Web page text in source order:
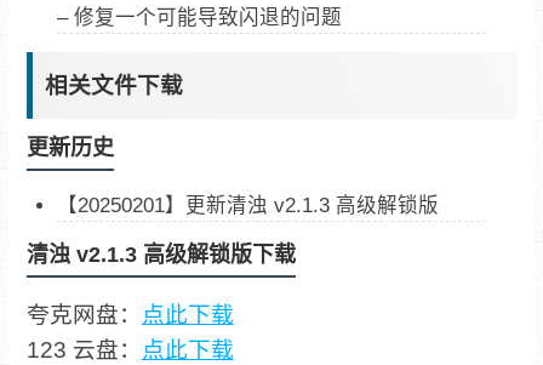
– 修复一个可能导致闪退的问题
相关文件下载
更新历史
【20250201】更新清浊 v2.1.3 高级解锁版
清浊 v2.1.3 高级解锁版下载
夸克网盘：
点此下载
123 云盘：
点此下载